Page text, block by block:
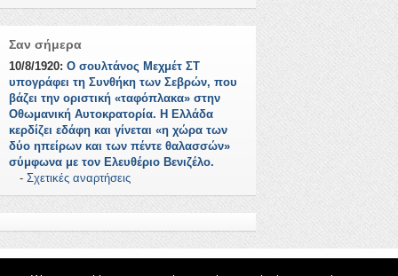
Σαν σήμερα
10/8/1920: Ο σουλτάνος Μεχμέτ ΣΤ
υπογράφει τη Συνθήκη των Σεβρών, που
βάζει την οριστική «ταφόπλακα» στην
Οθωμανική Αυτοκρατορία. Η Ελλάδα
κερδίζει εδάφη και γίνεται «η χώρα των
δύο ηπείρων και των πέντε θαλασσών»
σύμφωνα με τον Ελευθέριο Βενιζέλο.
- Σχετικές αναρτήσεις